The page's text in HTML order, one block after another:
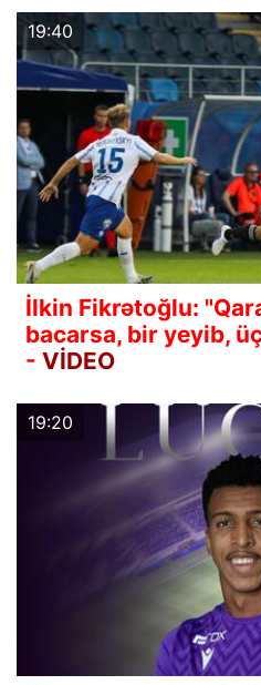
19:40
İlkin Fikrətoğlu:
bacarsa, bir yeyib,
- VİDEO
19:20